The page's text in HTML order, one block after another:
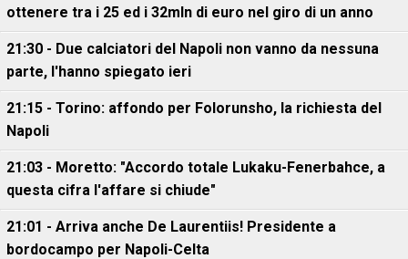
ottenere tra i 25 ed i 32mln di euro nel giro di un anno
21:30 - Due calciatori del Napoli non vanno da nessuna
parte, l'hanno spiegato ieri
21:15 - Torino: affondo per Folorunsho, la richiesta del
Napoli
21:03 - Moretto: "Accordo totale Lukaku-Fenerbahce, a
questa cifra l'affare si chiude"
21:01 - Arriva anche De Laurentiis! Presidente a
bordocampo per Napoli-Celta